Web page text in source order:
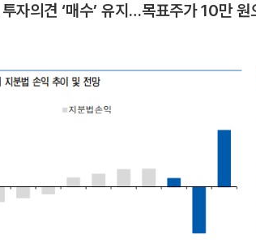
자의견 ‘매수’ 유지…목표주가 10만 원